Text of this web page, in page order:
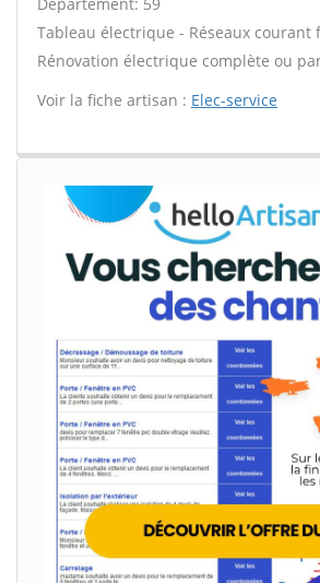
Tableau électrique - Réseaux courant
Rénovation électrique complète ou
Voir la fiche artisan : Elec-service